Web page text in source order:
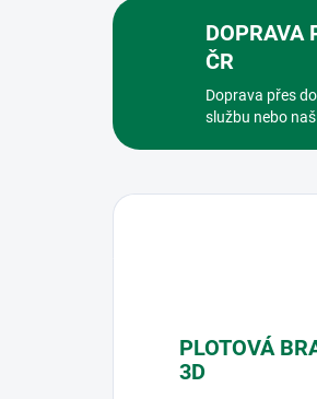
DOPRAVA
ČR
Doprava přes
službu nebo
PLOTOVÁ
3D